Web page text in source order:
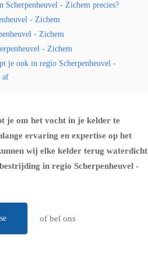
- Zichem precies?
- Zichem
- Zichem
- Zichem
je ook in regio Scherpenheuvel -
af
je om het vocht in je kelder te
ervaring en expertise op het
wij elke kelder terug waterdicht
in regio Scherpenheuvel -
of bel ons